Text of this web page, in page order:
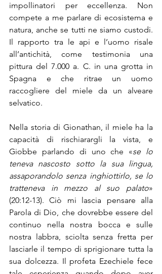
impollinatori per eccellenza. Non
compete a me parlare di ecosistema e
natura, anche se tutti ne siamo custodi.
Il rapporto tra le api e l’uomo risale
all’antichità, come testimonia una
pittura del 7.000 a. C. in una grotta in
Spagna e che ritrae un uomo
raccogliere del miele da un alveare
selvatico.
Nella storia di Gionathan, il miele ha la
capacità di rischiarargli la vista, e
Giobbe parlando di uno che «se lo
teneva nascosto sotto la sua lingua,
assaporandolo senza inghiottirlo, se lo
tratteneva in mezzo al suo palato»
(20:12-13). Ciò mi lascia pensare alla
Parola di Dio, che dovrebbe essere del
continuo nella nostra bocca e sulle
nostra labbra, sciolta senza fretta per
lasciarle il tempo di sprigionare tutta la
sua dolcezza. Il profeta Ezechiele fece